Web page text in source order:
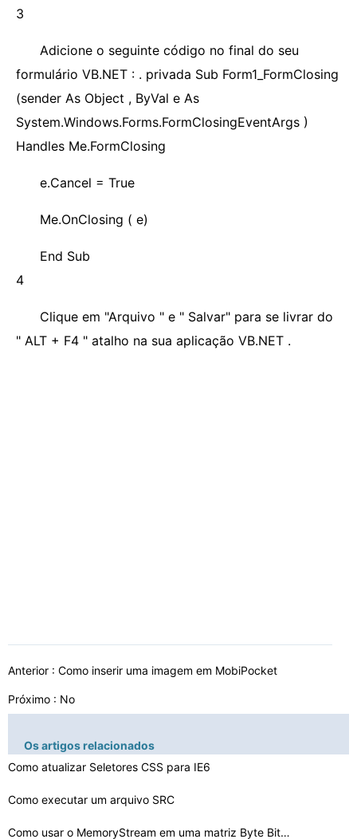
3
Adicione o seguinte código no final do seu
formulário VB.NET : . privada Sub Form1_FormClosing
(sender As Object , ByVal e As
System.Windows.Forms.FormClosingEventArgs )
Handles Me.FormClosing
e.Cancel = True
Me.OnClosing ( e)
End Sub
4
Clique em "Arquivo " e " Salvar" para se livrar do
" ALT + F4 " atalho na sua aplicação VB.NET .
Anterior : Como inserir uma imagem em MobiPocket
Próximo : No
Os artigos relacionados
Como atualizar Seletores CSS para IE6
Como executar um arquivo SRC
Como usar o MemoryStream em uma matriz Byte Bitmap